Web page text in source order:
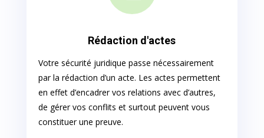
Rédaction d'actes
Votre sécurité juridique passe nécessairement
par la rédaction d’un acte. Les actes permettent
en effet d’encadrer vos relations avec d’autres,
de gérer vos conflits et surtout peuvent vous
constituer une preuve.